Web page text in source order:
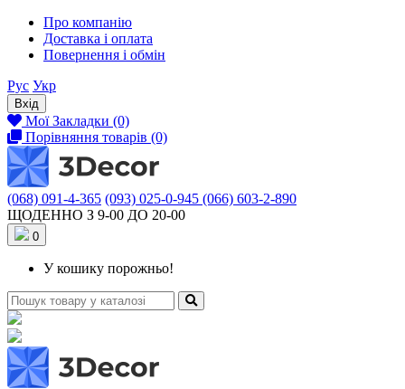
Про компанію
Доставка і оплата
Повернення і обмін
Рус Укр
Вхід
Мої Закладки (0)
Порівняння товарів (0)
(068) 091-4-365 (093) 025-0-945 (066) 603-2-890
ЩОДЕННО З 9-00 ДО 20-00
0
У кошику порожньо!